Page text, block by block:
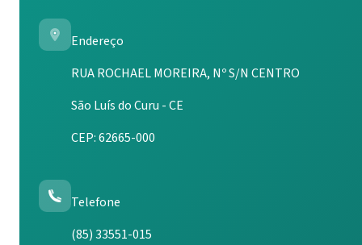
Endereço
RUA ROCHAEL MOREIRA, Nº S/N CENTRO
São Luís do Curu - CE
CEP: 62665-000
Telefone
(85) 33551-015